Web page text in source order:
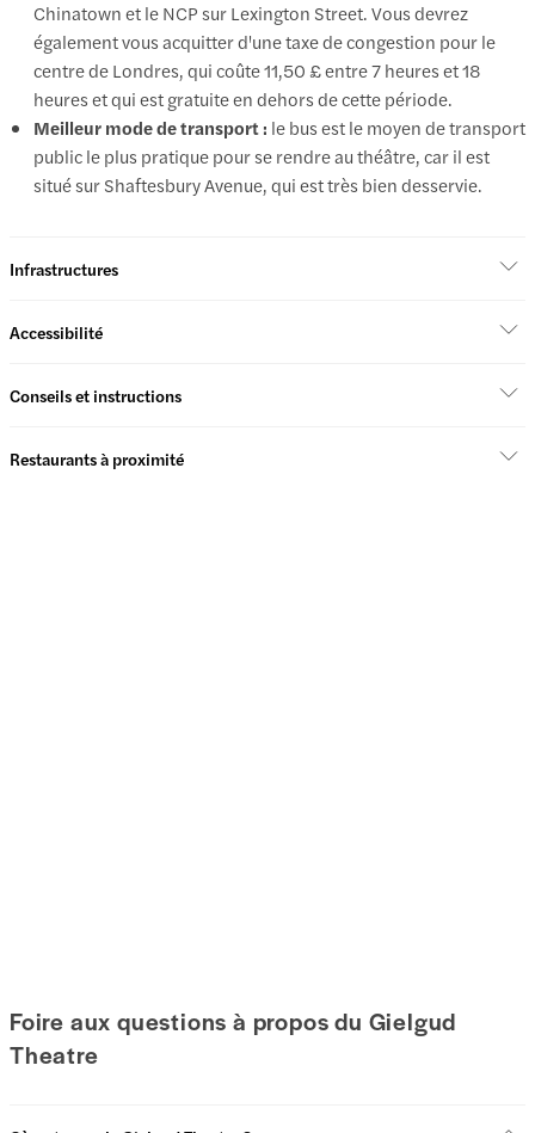
Chinatown et le NCP sur Lexington Street. Vous devrez
également vous acquitter d'une taxe de congestion pour le
centre de Londres, qui coûte 11,50 £ entre 7 heures et 18
heures et qui est gratuite en dehors de cette période.
Meilleur mode de transport : le bus est le moyen de transport
public le plus pratique pour se rendre au théâtre, car il est
situé sur Shaftesbury Avenue, qui est très bien desservie.
Infrastructures
Accessibilité
Conseils et instructions
Restaurants à proximité
Foire aux questions à propos du Gielgud
Theatre